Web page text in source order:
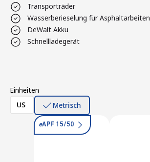
Transporträder
Wasserberieselung für Asphaltarbeiten
DeWalt Akku
Schnellladegerät
Einheiten
US
Metrisch
eAPF 15/50